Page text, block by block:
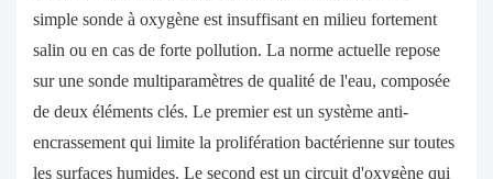
simple sonde à oxygène est insuffisant en milieu fortement
salin ou en cas de forte pollution. La norme actuelle repose
sur une sonde multiparamètres de qualité de l'eau, composée
de deux éléments clés. Le premier est un système anti-
encrassement qui limite la prolifération bactérienne sur toutes
les surfaces humides. Le second est un circuit d'oxygène qui